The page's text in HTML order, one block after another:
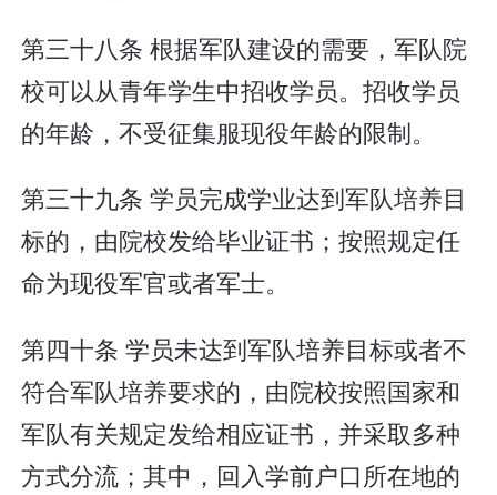
第三十八条 根据军队建设的需要，军队院
校可以从青年学生中招收学员。招收学员
的年龄，不受征集服现役年龄的限制。
第三十九条 学员完成学业达到军队培养目
标的，由院校发给毕业证书；按照规定任
命为现役军官或者军士。
第四十条 学员未达到军队培养目标或者不
符合军队培养要求的，由院校按照国家和
军队有关规定发给相应证书，并采取多种
方式分流；其中，回入学前户口所在地的